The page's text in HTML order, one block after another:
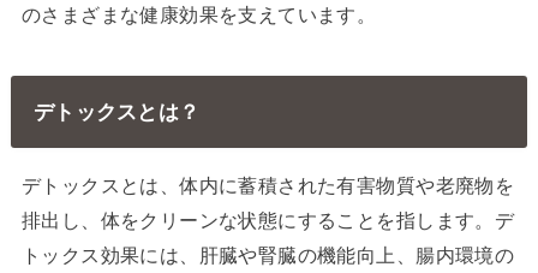
のさまざまな健康効果を支えています。
デトックスとは？
デトックスとは、体内に蓄積された有害物質や老廃物を
排出し、体をクリーンな状態にすることを指します。デ
トックス効果には、肝臓や腎臓の機能向上、腸内環境の